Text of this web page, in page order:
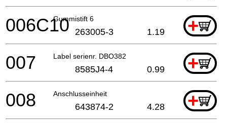
Gummistift 6 +
006C10 263005-3 1.19
Label serienr. DBO382 +
007 8585J4-4 0.99
Anschlusseinheit +
008 643874-2 4.28